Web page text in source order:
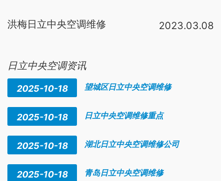
洪梅日立中央空调维修 2023.03.08
日立中央空调资讯
2025-10-18 望城区日立中央空调维修
2025-10-18 日立中央空调维修重点
2025-10-18 湖北日立中央空调维修公司
2025-10-18 青岛日立中央空调维修